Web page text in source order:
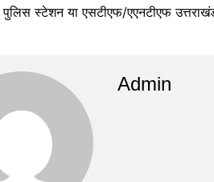
स्टेशन या एसटीएफ/एएनटीएफ
Admin